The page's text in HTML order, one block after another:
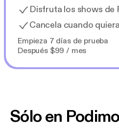
Disfruta los shows de
Cancela cuando
Empieza 7 días de prueba
Después $99 / mes
Sólo en Podimo